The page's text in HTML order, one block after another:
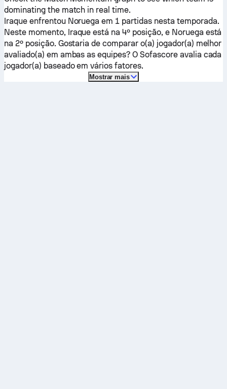
dominating the match in real time.
Iraqueenfrentou Noruega em 1 partidas nesta temporada.
Neste momento, Iraque está na 4º posição, e Noruega está
na 2º posição. Gostaria de comparar o(a) jogador(a) melhor
avaliado(a) em ambas as equipes? O Sofascore avalia cada
jogador(a) baseado em vários fatores.
Mostrar mais